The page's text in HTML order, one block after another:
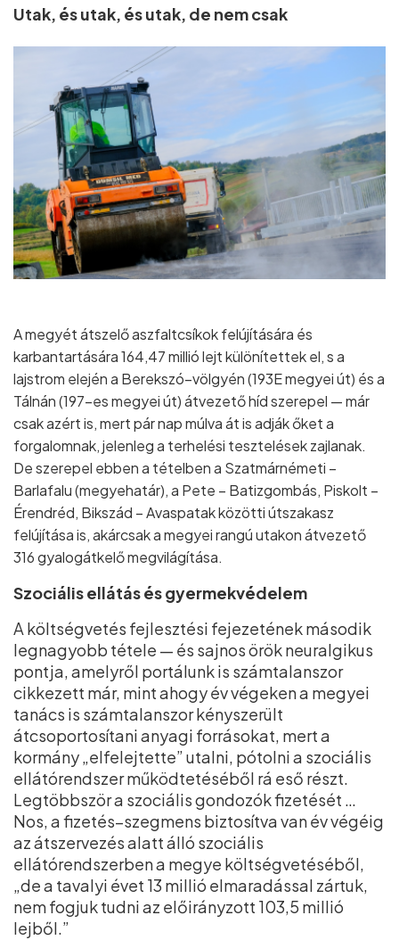
Utak, és utak, és utak, de nem csak
A megyét átszelő aszfaltcsíkok felújítására és
karbantartására 164,47 millió lejt különítettek el, s a
lajstrom elején a Berekszó–völgyén (193E megyei út) és a
Tálnán (197–es megyei út) átvezető híd szerepel — már
csak azért is, mert pár nap múlva át is adják őket a
forgalomnak, jelenleg a terhelési tesztelések zajlanak.
De szerepel ebben a tételben a Szatmárnémeti –
Barlafalu (megyehatár), a Pete – Batizgombás, Piskolt –
Érendréd, Bikszád – Avaspatak közötti útszakasz
felújítása is, akárcsak a megyei rangú utakon átvezető
316 gyalogátkelő megvilágítása.
Szociális ellátás és gyermekvédelem
A költségvetés fejlesztési fejezetének második
legnagyobb tétele — és sajnos örök neuralgikus
pontja, amelyről portálunk is számtalanszor
cikkezett már, mint ahogy év végeken a megyei
tanács is számtalanszor kényszerült
átcsoportosítani anyagi forrásokat, mert a
kormány „elfelejtette” utalni, pótolni a szociális
ellátórendszer működtetéséből rá eső részt.
Legtöbbször a szociális gondozók fizetését …
Nos, a fizetés–szegmens biztosítva van év végéig
az átszervezés alatt álló szociális
ellátórendszerben a megye költségvetéséből,
„de a tavalyi évet 13 millió elmaradással zártuk,
nem fogjuk tudni az előirányzott 103,5 millió
lejből.”